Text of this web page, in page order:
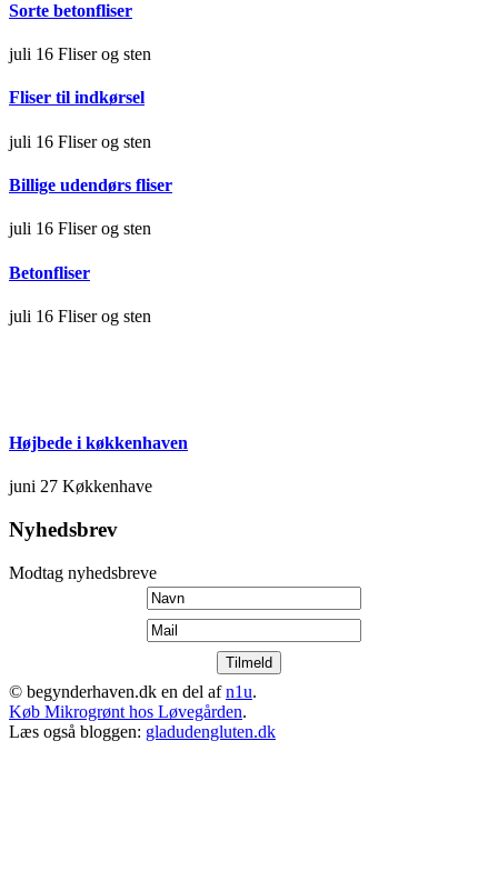
Sorte betonfliser
juli 16 Fliser og sten
Fliser til indkørsel
juli 16 Fliser og sten
Billige udendørs fliser
juli 16 Fliser og sten
Betonfliser
juli 16 Fliser og sten
Højbede i køkkenhaven
juni 27 Køkkenhave
Nyhedsbrev
Modtag nyhedsbreve
© begynderhaven.dk en del afn1u.
Køb Mikrogrønt hos Løvegården.
Læs også bloggen: gladudengluten.dk